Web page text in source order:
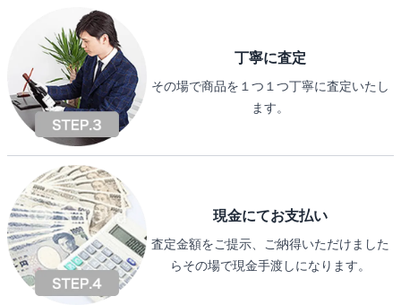
丁寧に査定
その場で商品を１つ１つ丁寧に査定いたし
ます。
現金にてお支払い
査定金額をご提示、ご納得いただけました
らその場で現金手渡しになります。